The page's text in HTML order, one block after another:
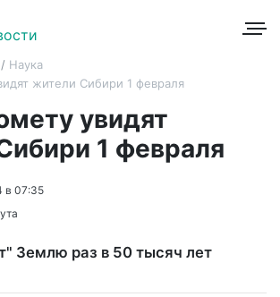
Наука
жители Сибири 1 февраля
увидят
1 февраля
в 07:35
Землю раз в 50 тысяч лет